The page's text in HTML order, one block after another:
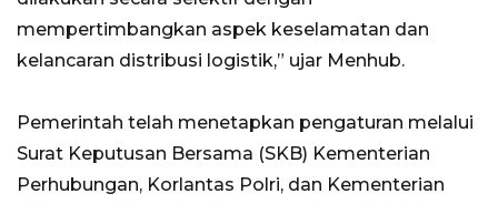
mempertimbangkan aspek keselamatan dan
kelancaran distribusi logistik,” ujar Menhub.
Pemerintah telah menetapkan pengaturan melalui
Surat Keputusan Bersama (SKB) Kementerian
Perhubungan, Korlantas Polri, dan Kementerian